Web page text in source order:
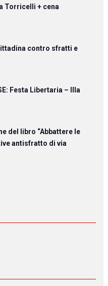
Torricelli + cena
contro sfratti e
Festa Libertaria – IIIa
del libro “Abbattere le
antisfratto di via